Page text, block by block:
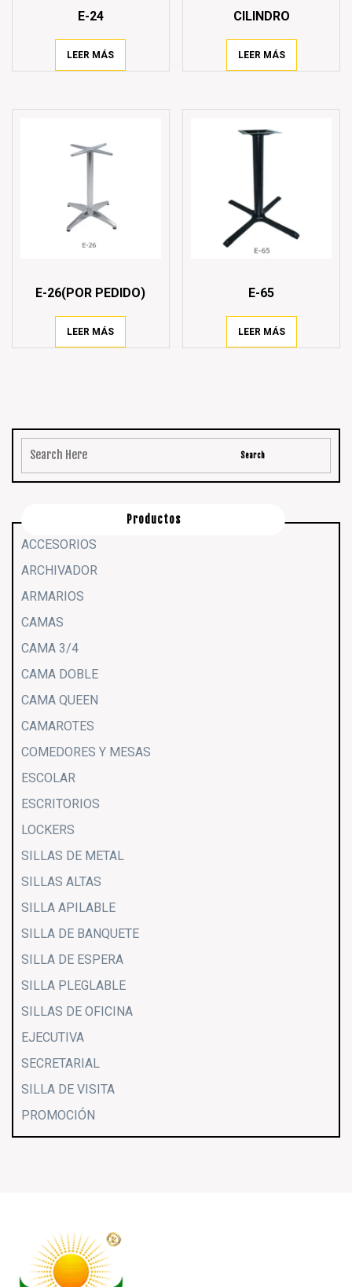
E-24
LEER MÁS
CILINDRO
LEER MÁS
E-26(POR PEDIDO)
LEER MÁS
E-65
LEER MÁS
Productos
ACCESORIOS
ARCHIVADOR
ARMARIOS
CAMAS
CAMA 3/4
CAMA DOBLE
CAMA QUEEN
CAMAROTES
COMEDORES Y MESAS
ESCOLAR
ESCRITORIOS
LOCKERS
SILLAS DE METAL
SILLAS ALTAS
SILLA APILABLE
SILLA DE BANQUETE
SILLA DE ESPERA
SILLA PLEGLABLE
SILLAS DE OFICINA
EJECUTIVA
SECRETARIAL
SILLA DE VISITA
PROMOCIÓN